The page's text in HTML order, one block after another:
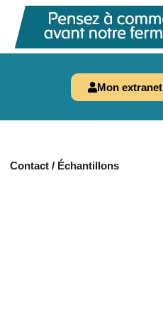
Mon extranet
Contact / Échantillons